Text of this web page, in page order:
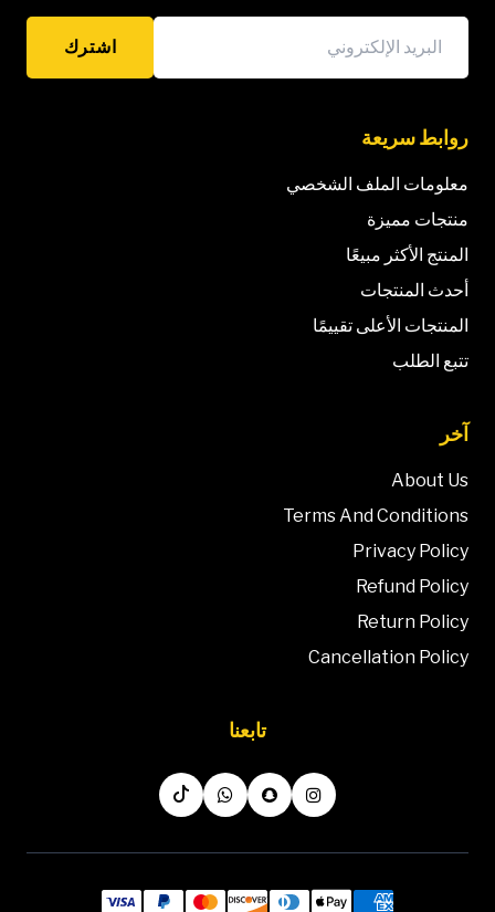
اشترك
روابط سريعة
معلومات الملف الشخصي
منتجات مميزة
المنتج الأكثر مبيعًا
أحدث المنتجات
المنتجات الأعلى تقييمًا
تتبع الطلب
آخر
About Us
Terms And Conditions
Privacy Policy
Refund Policy
Return Policy
Cancellation Policy
تابعنا